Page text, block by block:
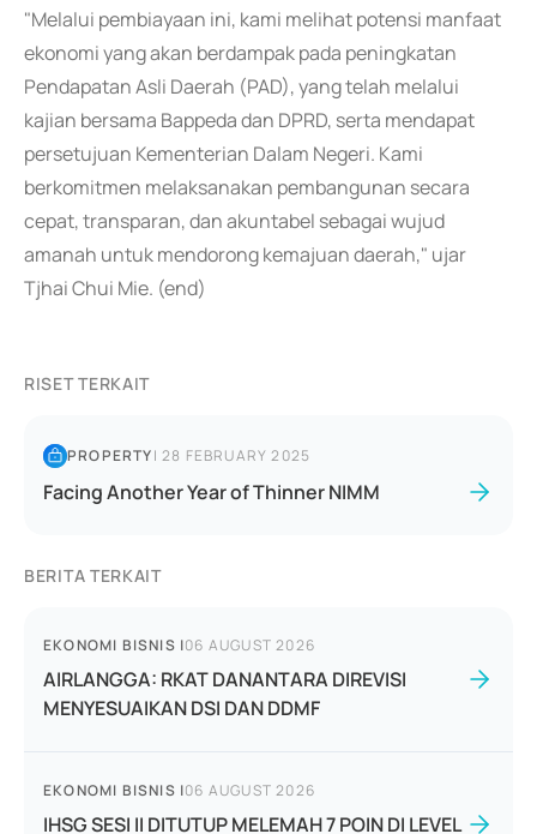
"Melalui pembiayaan ini, kami melihat potensi manfaat
ekonomi yang akan berdampak pada peningkatan
Pendapatan Asli Daerah (PAD), yang telah melalui
kajian bersama Bappeda dan DPRD, serta mendapat
persetujuan Kementerian Dalam Negeri. Kami
berkomitmen melaksanakan pembangunan secara
cepat, transparan, dan akuntabel sebagai wujud
amanah untuk mendorong kemajuan daerah," ujar
Tjhai Chui Mie. (end)
RISET TERKAIT
PROPERTY|28 FEBRUARY 2025
Facing Another Year of Thinner NIMM
BERITA TERKAIT
EKONOMI BISNIS |06 AUGUST 2026
AIRLANGGA: RKAT DANANTARA DIREVISI
MENYESUAIKAN DSI DAN DDMF
EKONOMI BISNIS |06 AUGUST 2026
IHSG SESI II DITUTUP MELEMAH 7 POIN DI LEVEL